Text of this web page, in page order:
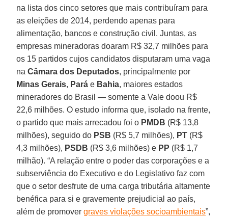
na lista dos cinco setores que mais contribuíram para
as eleições de 2014, perdendo apenas para
alimentação, bancos e construção civil. Juntas, as
empresas mineradoras doaram R$ 32,7 milhões para
os 15 partidos cujos candidatos disputaram uma vaga
naCâmara dos Deputados, principalmente por
Minas Gerais, Pará e Bahia, maiores estados
mineradores do Brasil — somente a Vale doou R$
22,6 milhões. O estudo informa que, isolado na frente,
o partido que mais arrecadou foi o PMDB (R$ 13,8
milhões), seguido do PSB (R$ 5,7 milhões), PT (R$
4,3 milhões), PSDB (R$ 3,6 milhões) e PP (R$ 1,7
milhão). “A relação entre o poder das corporações e a
subserviência do Executivo e do Legislativo faz com
que o setor desfrute de uma carga tributária altamente
benéfica para si e gravemente prejudicial ao país,
além de promovergraves violações socioambientais”,